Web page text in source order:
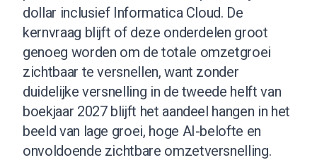
dollar inclusief Informatica Cloud. De
kernvraag blijft of deze onderdelen groot
genoeg worden om de totale omzetgroei
zichtbaar te versnellen, want zonder
duidelijke versnelling in de tweede helft van
boekjaar 2027 blijft het aandeel hangen in het
beeld van lage groei, hoge AI-belofte en
onvoldoende zichtbare omzetversnelling.